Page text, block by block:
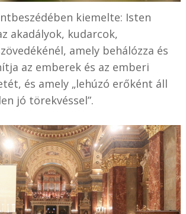
kiemelte: Isten
akadályok, kudarcok,
amely behálózza és
az emberek és az emberi
és amely „lehúzó erőként áll
jó törekvéssel”.